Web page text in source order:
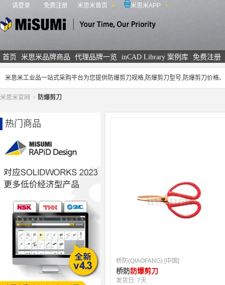
请登录 免费注册 米思米首页 米思米APP
首页 米思米品牌商品 代理品牌一览 inCAD Library 案例库 免费注册
米思米工业品一站式采购平台为您提供防爆剪刀规格,防爆剪刀型号,防爆剪刀价
米思米官网 > 防爆剪刀
热门商品
桥防(QIAOFANG) [中国]
桥防防爆剪刀
发货日:7天